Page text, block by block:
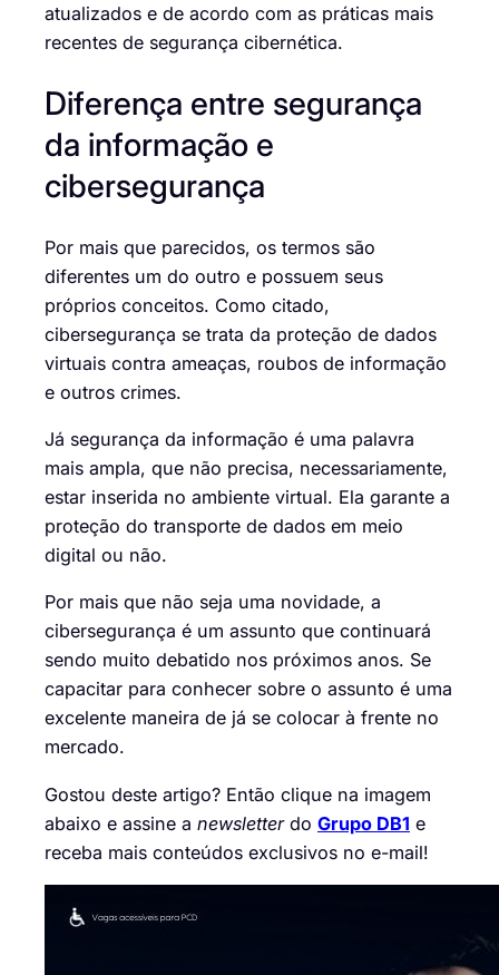
atualizados e de acordo com as práticas mais
recentes de segurança cibernética.
Diferença entre segurança
da informação e
cibersegurança
Por mais que parecidos, os termos são
diferentes um do outro e possuem seus
próprios conceitos. Como citado,
cibersegurança se trata da proteção de dados
virtuais contra ameaças, roubos de informação
e outros crimes.
Já segurança da informação é uma palavra
mais ampla, que não precisa, necessariamente,
estar inserida no ambiente virtual. Ela garante a
proteção do transporte de dados em meio
digital ou não.
Por mais que não seja uma novidade, a
cibersegurança é um assunto que continuará
sendo muito debatido nos próximos anos. Se
capacitar para conhecer sobre o assunto é uma
excelente maneira de já se colocar à frente no
mercado.
Gostou deste artigo? Então clique na imagem
abaixo e assine a newsletterdo Grupo DB1 e
receba mais conteúdos exclusivos no e-mail!